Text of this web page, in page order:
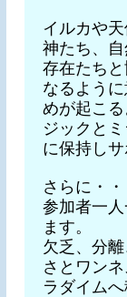
イルカや
神たち、
存在たち
なるよう
めが起こ
ジックと
に保持し
さらに・・
参加者一
ます。
欠乏、分
さとワン
ラダイム